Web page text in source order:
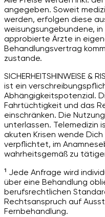
angegeben. Soweit
werden, erfolgen diese
weisungsungebundene,
approbierte Ärzte in
Behandlungsvertrag
zustande.
SICHERHEITSHINWEISE &
ist ein
Abhängigkeitspotenzial.
Fahrtüchtigkeit und das
einschränken. Die
unterlassen. Telemedizin
akuten Krisen wende Dich
verpflichtet, im
wahrheitsgemäß zu
¹ Jede Anfrage wird
über eine Behandlung
berufsrechtlichen
Rechtsanspruch auf
Fernbehandlung.